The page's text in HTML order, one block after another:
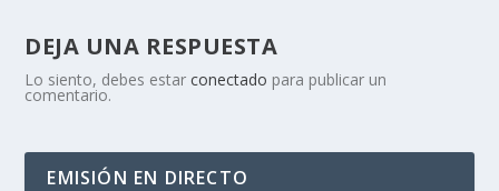
DEJA UNA RESPUESTA
Lo siento, debes estarconectado para publicar un
comentario.
EMISIÓN EN DIRECTO